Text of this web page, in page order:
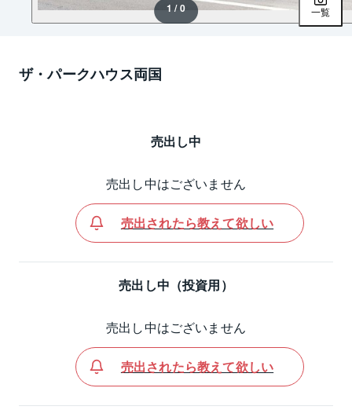
1 / 0 一覧
ザ・パークハウス両国
売出し中
売出し中はございません
売出されたら教えて欲しい
売出し中（投資用）
売出し中はございません
売出されたら教えて欲しい